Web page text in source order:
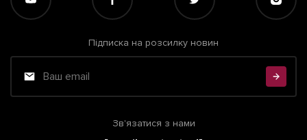
Підписка на розсилку новин
Зв'язатися з нами